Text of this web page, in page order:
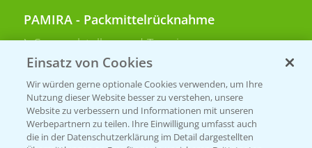
PAMIRA - Packmittelrücknahme
Sammelstellen und Termine
PRE - Chemikalien sicher entsorgen
Sammelstellen und Termine
Einsatz von Cookies
Wir würden gerne optionale Cookies verwenden, um Ihre
Nutzung dieser Website besser zu verstehen, unsere
Website zu verbessern und Informationen mit unseren
Werbepartnern zu teilen. Ihre Einwilligung umfasst auch
die in der Datenschutzerklärung im Detail dargestellten